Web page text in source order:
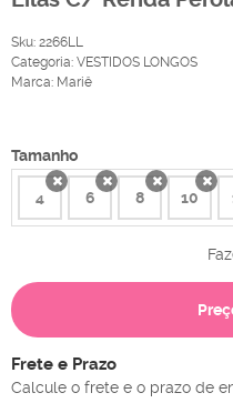
Sku: 2266LL
Categoria: VESTIDOS LONGOS
Marca: Mariê
Tamanho
4 6 8 10x
Frete e Prazo
Calcule o frete e o prazo de